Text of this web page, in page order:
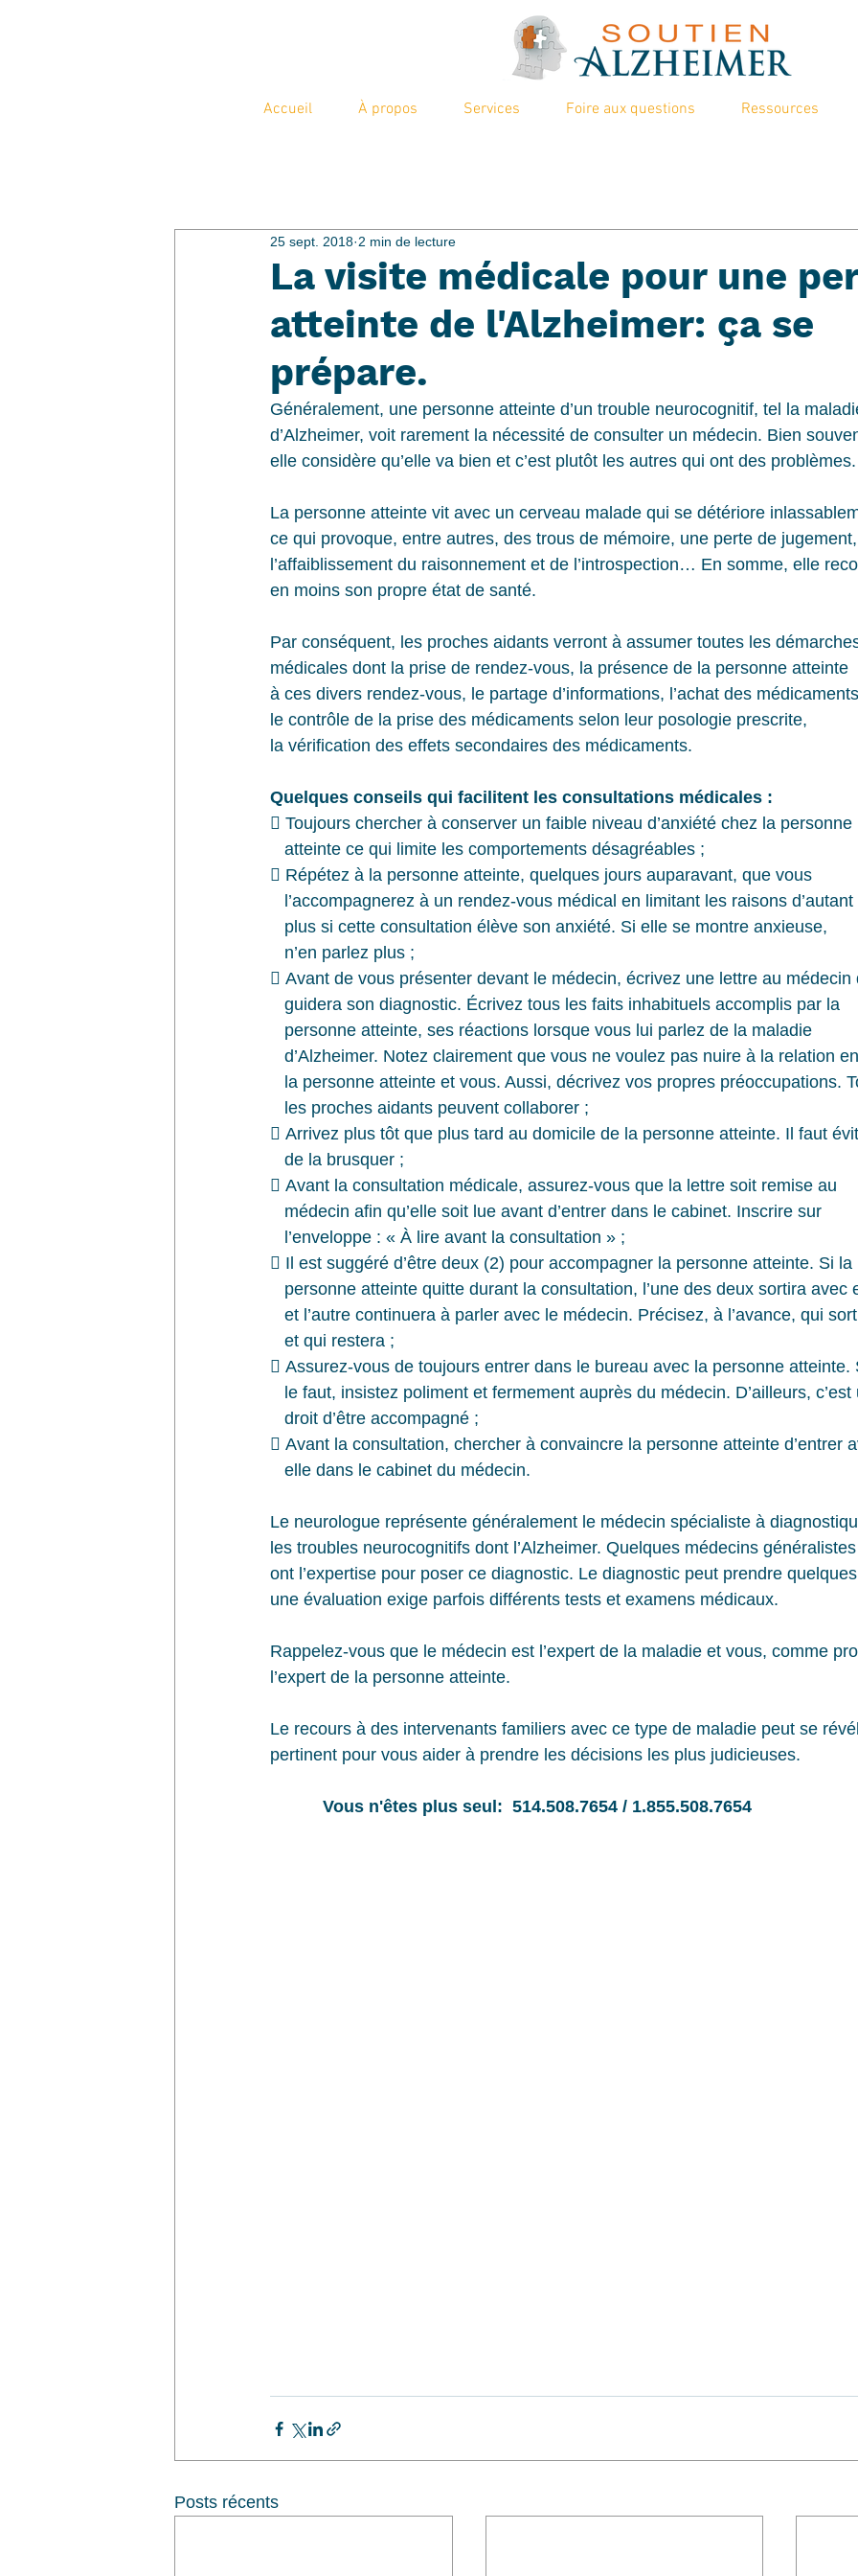
Accueil À propos Services Foire aux questions Ressources
La visite médicale pour une
atteinte de l'Alzheimer: ça se
prépare.
25 sept. 2018 2 min de lecture
Généralement, une personne atteinte d’un trouble neurocognitif, tel la
d’Alzheimer, voit rarement la nécessité de consulter un médecin. Bien
elle considère qu’elle va bien et c’est plutôt les autres qui ont des problèmes.
La personne atteinte vit avec un cerveau malade qui se détériore
ce qui provoque, entre autres, des trous de mémoire, une perte de jugement,
l’affaiblissement du raisonnement et de l’introspection… En somme, elle
en moins son propre état de santé.
Par conséquent, les proches aidants verront à assumer toutes les
médicales dont la prise de rendez-vous, la présence de la personne atteinte
à ces divers rendez-vous, le partage d’informations, l’achat des
le contrôle de la prise des médicaments selon leur posologie prescrite,
la vérification des effets secondaires des médicaments.
Quelques conseils qui facilitent les consultations médicales :
 Toujours chercher à conserver un faible niveau d’anxiété chez la personne
   atteinte ce qui limite les comportements désagréables ;
 Répétez à la personne atteinte, quelques jours auparavant, que vous
   l’accompagnerez à un rendez-vous médical en limitant les raisons d’autant
   plus si cette consultation élève son anxiété. Si elle se montre anxieuse,
   n’en parlez plus ;
 Avant de vous présenter devant le médecin, écrivez une lettre au médecin
   guidera son diagnostic. Écrivez tous les faits inhabituels accomplis par la
   personne atteinte, ses réactions lorsque vous lui parlez de la maladie
d’Alzheimer. Notez clairement que vous ne voulez pas nuire à la relation
la personne atteinte et vous. Aussi, décrivez vos propres préoccupations.
   les proches aidants peuvent collaborer ;
 Arrivez plus tôt que plus tard au domicile de la personne atteinte. Il faut
   de la brusquer ;
 Avant la consultation médicale, assurez-vous que la lettre soit remise au
   médecin afin qu’elle soit lue avant d’entrer dans le cabinet. Inscrire sur
   l’enveloppe : « À lire avant la consultation » ;
 Il est suggéré d’être deux (2) pour accompagner la personne atteinte. Si la
personne atteinte quitte durant la consultation, l’une des deux sortira avec
et l’autre continuera à parler avec le médecin. Précisez, à l’avance, qui
   et qui restera ;
 Assurez-vous de toujours entrer dans le bureau avec la personne atteinte.
le faut, insistez poliment et fermement auprès du médecin. D’ailleurs,
   droit d’être accompagné ;
 Avant la consultation, chercher à convaincre la personne atteinte d’entrer
   elle dans le cabinet du médecin.
Le neurologue représente généralement le médecin spécialiste à
les troubles neurocognitifs dont l’Alzheimer. Quelques médecins généralistes
ont l’expertise pour poser ce diagnostic. Le diagnostic peut prendre
une évaluation exige parfois différents tests et examens médicaux.
Rappelez-vous que le médecin est l’expert de la maladie et vous, comme
l’expert de la personne atteinte.
Le recours à des intervenants familiers avec ce type de maladie peut se
pertinent pour vous aider à prendre les décisions les plus judicieuses.
           Vous n'êtes plus seul:  514.508.7654 / 1.855.508.7654
Posts récents